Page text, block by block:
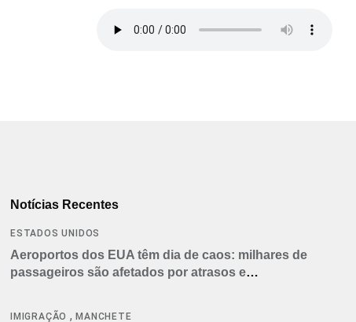
Notícias Recentes
ESTADOS UNIDOS
Aeroportos dos EUA têm dia de caos: milhares de
passageiros são afetados por atrasos e
IMIGRAÇÃO ,MANCHETE